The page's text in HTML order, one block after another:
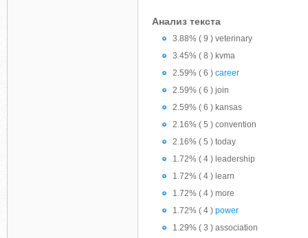
Анализ текста
3.88% ( 9 ) veterinary
3.45% ( 8 ) kvma
2.59% ( 6 ) career
2.59% ( 6 ) join
2.59% ( 6 ) kansas
2.16% ( 5 ) convention
2.16% ( 5 ) today
1.72% ( 4 ) leadership
1.72% ( 4 ) learn
1.72% ( 4 ) more
1.72% ( 4 ) power
1.29% ( 3 ) association